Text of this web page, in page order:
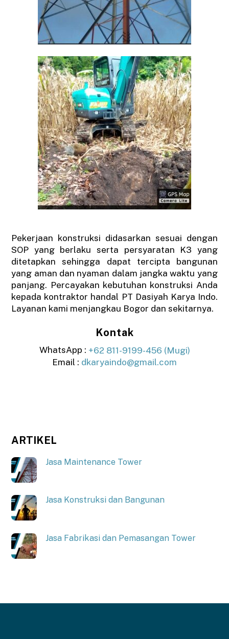
Pekerjaan konstruksi didasarkan sesuai dengan
SOP yang berlaku serta persyaratan K3 yang
ditetapkan sehingga dapat tercipta bangunan
yang aman dan nyaman dalam jangka waktu yang
panjang. Percayakan kebutuhan konstruksi Anda
kepada kontraktor handal PT Dasiyah Karya Indo.
Layanan kami menjangkau Bogor dan sekitarnya.
Kontak
WhatsApp : +62 811-9199-456 (Mugi)
Email : dkaryaindo@gmail.com
ARTIKEL
Jasa Maintenance Tower
Jasa Konstruksi dan Bangunan
Jasa Fabrikasi dan Pemasangan Tower